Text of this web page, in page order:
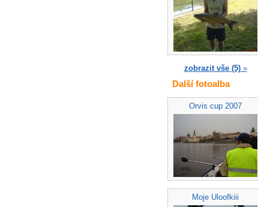
zobrazit vše (5)»
Další fotoalba
Orvis cup 2007
Moje Uloofkiii